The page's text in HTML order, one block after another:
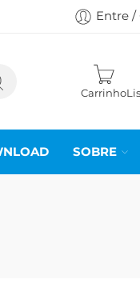
Entre /
Carrinho
SOBRE